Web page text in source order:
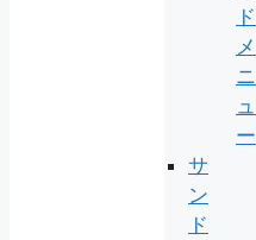
ド
メ
ニ
ュ
ー
サ
ン
ド